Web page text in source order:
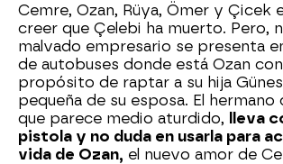
Cemre, Ozan, Rüya, Ömer y Çicek
creer que Çelebi ha muerto. Pero,
malvado empresario se presenta
de autobuses donde está Ozan
propósito de raptar a su hija Günes
pequeña de su esposa. El hermano
que parece medio aturdido,
lleva
pistola y no duda en usarla para
vida de Ozan, el nuevo amor de